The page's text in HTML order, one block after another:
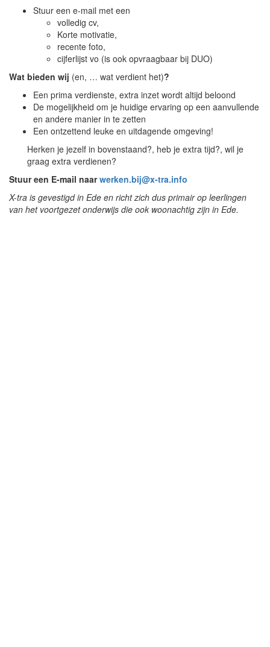
X-tra © 2026
Privacyverklaring
Stuur een e-mail met een
volledig cv,
Korte motivatie,
recente foto,
cijferlijst vo (is ook opvraagbaar bij DUO)
Wat bieden wij (en, … wat verdient het)?
Een prima verdienste, extra inzet wordt altijd beloond
De mogelijkheid om je huidige ervaring op een aanvullende
en andere manier in te zetten
Een ontzettend leuke en uitdagende omgeving!
Herken je jezelf in bovenstaand?, heb je extra tijd?, wil je
graag extra verdienen?
Stuur een E-mail naar werken.bij@x-tra.info
X-tra is gevestigd in Ede en richt zich dus primair op leerlingen
van het voortgezet onderwijs die ook woonachtig zijn in Ede.